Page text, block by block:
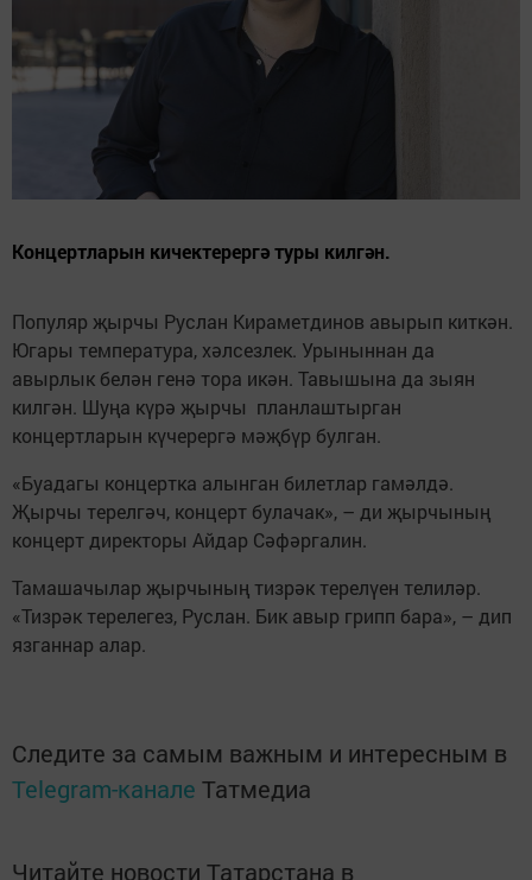
Концертларын кичектерергә туры килгән.
Популяр җырчы Руслан Кираметдинов авырып киткән.
Югары температура, хәлсезлек. Урыныннан да
авырлык белән генә тора икән. Тавышына да зыян
килгән. Шуңа күрә җырчы планлаштырган
концертларын күчерергә мәҗбүр булган.
«Буадагы концертка алынган билетлар гамәлдә.
Җырчы терелгәч, концерт булачак», – ди җырчының
концерт директоры Айдар Сәфәргалин.
Тамашачылар җырчының тизрәк терелүен телиләр.
«Тизрәк терелегез, Руслан. Бик авыр грипп бара», – дип
язганнар алар.
Следите за самым важным и интересным в
Telegram-канале Татмедиа
Читайте новости Татарстана в